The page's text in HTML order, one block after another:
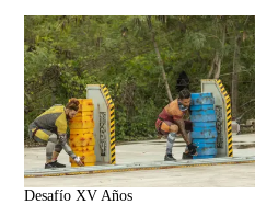
Desafío XV Años